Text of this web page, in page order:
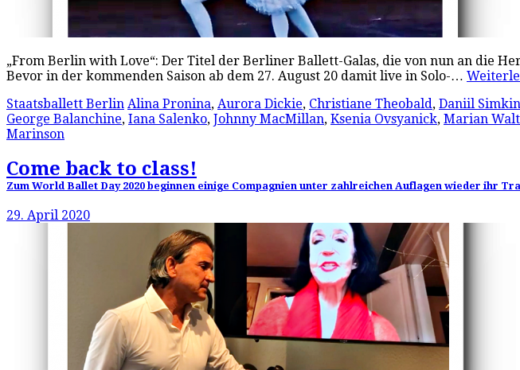
„From Berlin with Love“: Der Titel der Berliner Ballett-Galas, die von nun an die
Bevor in der kommenden Saison ab dem 27. August 20 damit live in Solo-…
Staatsballett Berlin Alina Pronina, Aurora Dickie, Christiane Theobald, Daniil Simkin
George Balanchine, Iana Salenko, Johnny MacMillan, Ksenia Ovsyanick, Marian
Marinson
Come back to class!
Zum World Ballet Day 2020 beginnen einige Compagnien unter zahlreichen Auflagen wieder ihr
29. April 2020